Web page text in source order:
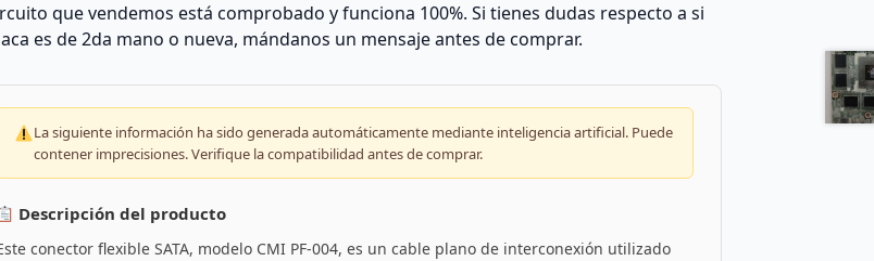
que vendemos está comprobado y funciona 100%. Si tienes dudas respecto a si
es de 2da mano o nueva, mándanos un mensaje antes de comprar.
La siguiente información ha sido generada automáticamente mediante inteligencia artificial. Puede
contener imprecisiones. Verifique la compatibilidad antes de comprar.
Descripción del producto
conector flexible SATA, modelo CMI PF-004, es un cable plano de interconexión utilizado